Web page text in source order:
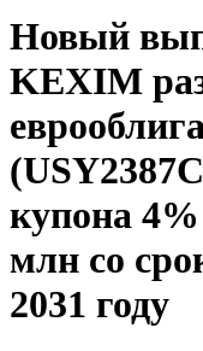
Новый
KEXIM
купона
млн со
2031 году